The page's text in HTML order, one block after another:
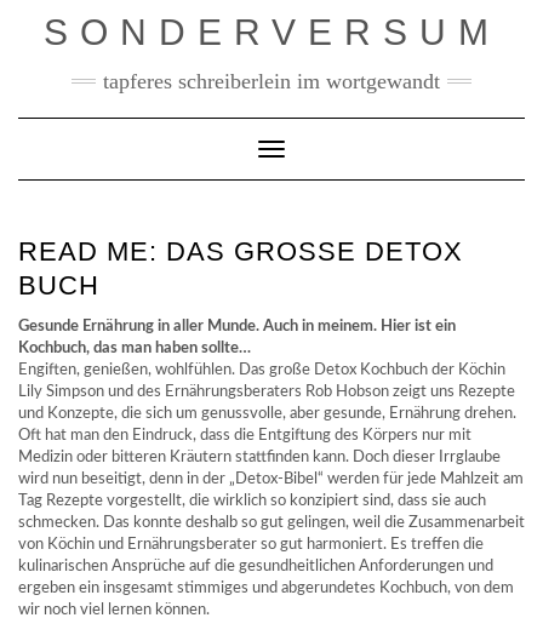
SONDERVERSUM
tapferes schreiberlein im wortgewandt
Toggle Navigation
READ ME: DAS GROSSE DETOX
BUCH
Gesunde Ernährung in aller Munde. Auch in meinem. Hier ist ein
Kochbuch, das man haben sollte…
Engiften, genießen, wohlfühlen. Das große Detox Kochbuch der Köchin
Lily Simpson und des Ernährungsberaters Rob Hobson zeigt uns Rezepte
und Konzepte, die sich um genussvolle, aber gesunde, Ernährung drehen.
Oft hat man den Eindruck, dass die Entgiftung des Körpers nur mit
Medizin oder bitteren Kräutern stattfinden kann. Doch dieser Irrglaube
wird nun beseitigt, denn in der „Detox-Bibel“ werden für jede Mahlzeit am
Tag Rezepte vorgestellt, die wirklich so konzipiert sind, dass sie auch
schmecken. Das konnte deshalb so gut gelingen, weil die Zusammenarbeit
von Köchin und Ernährungsberater so gut harmoniert. Es treffen die
kulinarischen Ansprüche auf die gesundheitlichen Anforderungen und
ergeben ein insgesamt stimmiges und abgerundetes Kochbuch, von dem
wir noch viel lernen können.